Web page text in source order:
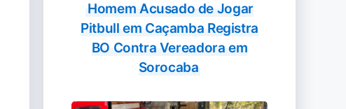
Homem Acusado de Jogar
Pitbull em Caçamba Registra
BO Contra Vereadora em
Sorocaba